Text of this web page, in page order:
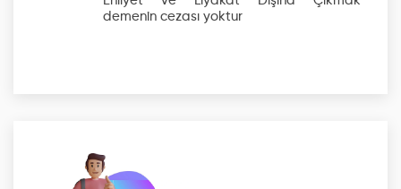
demenin cezası yoktur